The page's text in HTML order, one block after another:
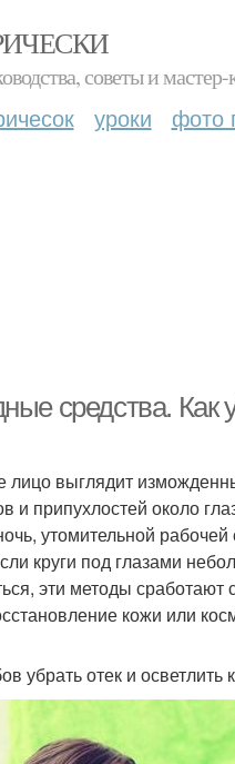
советы и мастер-
уроки фото
средства. Как
выглядит
припухлостей около
утомительной
круги под глазами
эти методы
кожи или
убрать отек и осветлить